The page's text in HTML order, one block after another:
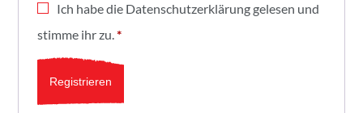
Ich habe die Datenschutzerklärung gelesen und
stimme ihr zu.*
Registrieren